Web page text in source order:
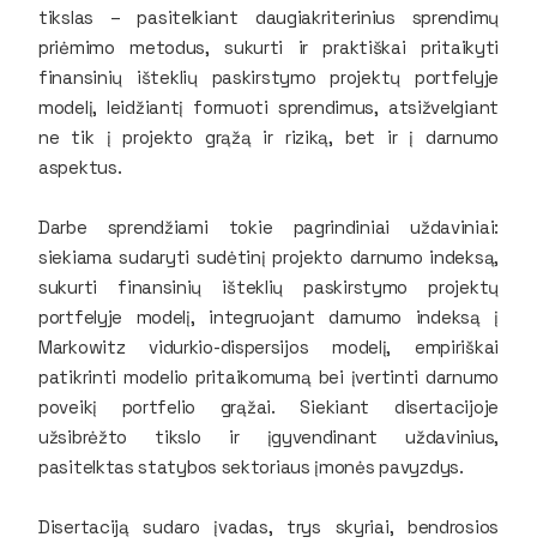
tikslas – pasitelkiant daugiakriterinius sprendimų
priėmimo metodus, sukurti ir praktiškai pritaikyti
finansinių išteklių paskirstymo projektų portfelyje
modelį, leidžiantį formuoti sprendimus, atsižvelgiant
ne tik į projekto grąžą ir riziką, bet ir į darnumo
aspektus.
Darbe sprendžiami tokie pagrindiniai uždaviniai:
siekiama sudaryti sudėtinį projekto darnumo indeksą,
sukurti finansinių išteklių paskirstymo projektų
portfelyje modelį, integruojant darnumo indeksą į
Markowitz vidurkio-dispersijos modelį, empiriškai
patikrinti modelio pritaikomumą bei įvertinti darnumo
poveikį portfelio grąžai. Siekiant disertacijoje
užsibrėžto tikslo ir įgyvendinant uždavinius,
pasitelktas statybos sektoriaus įmonės pavyzdys.
Disertaciją sudaro įvadas, trys skyriai, bendrosios